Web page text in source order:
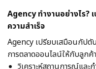
Agency ทำงานอย่างไร?
ความสำเร็จ
Agency เปรียบเสมือนกัป
การตลาดออนไลน์ให้กับลูก